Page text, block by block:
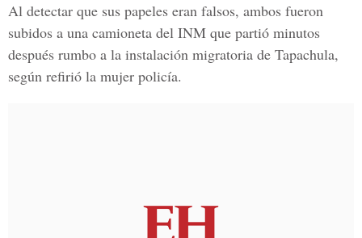
Al detectar que sus papeles eran falsos, ambos fueron
subidos a una camioneta del INM que partió minutos
después rumbo a la instalación migratoria de Tapachula,
según refirió la mujer policía.